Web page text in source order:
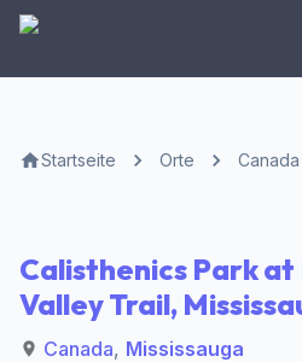
Startseite Orte Canada
Calisthenics Park at
Valley Trail,
Canada, Mississauga